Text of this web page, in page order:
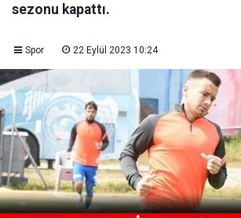
sezonu kapattı.
Spor 22 Eylül 2023 10:24